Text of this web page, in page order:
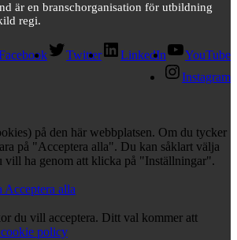
är en branschorganisation för utbildning
regi.
Twitter LinkedIn
YouTube
Instagram
på den här webbplatsen. Om du tycker
på "Acceptera alla". Du kan såklart välja
vill ha genom att klicka på "Inställningar".
Acceptera alla
du vill acceptera. Ditt val kommer att
policy